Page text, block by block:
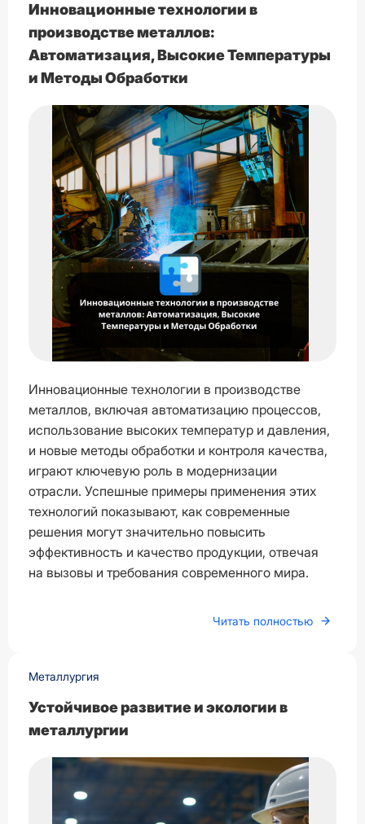
Инновационные технологии в
производстве металлов:
Автоматизация, Высокие Температуры
и Методы Обработки
Инновационные технологии в производстве
металлов, включая автоматизацию процессов,
использование высоких температур и давления,
и новые методы обработки и контроля качества,
играют ключевую роль в модернизации
отрасли. Успешные примеры применения этих
технологий показывают, как современные
решения могут значительно повысить
эффективность и качество продукции, отвечая
на вызовы и требования современного мира.
Читать полностью
Металлургия
Устойчивое развитие и экологии в
металлургии